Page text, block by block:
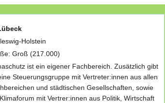
Holstein
Groß (217.000)
ist ein eigener Fachbereich. Zusätzlich gibt
Steuerungsgruppe mit Vertreter:innen aus allen
und städtischen Gesellschaften, sowie
mit Vertrer:innen aus Politik, Wirtschaft